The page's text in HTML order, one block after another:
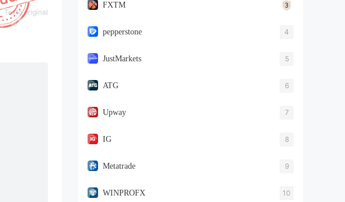
Texto original
FXTM
pepperstone 4
JustMarkets 5
ATG 6
Upway 7
IG 8
Metatrade 9
WINPROFX 10